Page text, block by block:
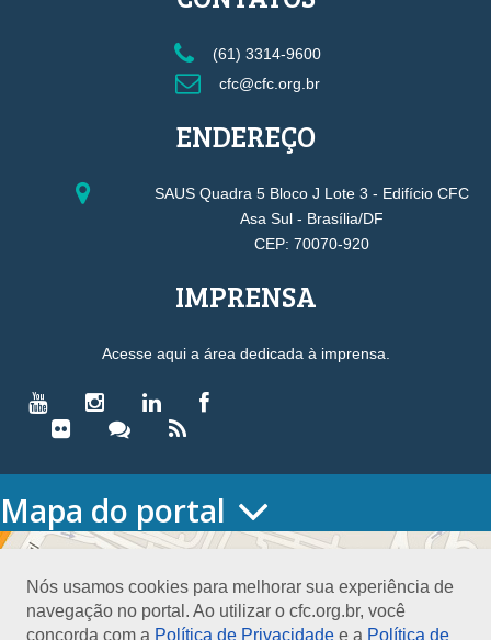
Nós usamos cookies para melhorar sua experiência de
navegação no portal. Ao utilizar o cfc.org.br, você
concorda com a Política de Privacidade e a Política de
(61) 3314-9600
cfc@cfc.org.br
ENDEREÇO
SAUS Quadra 5 Bloco J Lote 3 - Edifício CFC
Asa Sul - Brasília/DF
CEP: 70070-920
IMPRENSA
Acesse aqui a área dedicada à imprensa.
Mapa do portal
HOME
Conselho Diretor
Nossa Sede